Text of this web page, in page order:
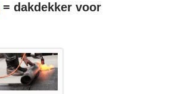
= dakdekker voor